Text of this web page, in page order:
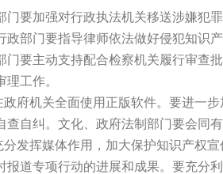
要加强对行政执法机关移送涉嫌犯罪
门要指导律师依法做好侵犯知识产
主动支持配合检察机关履行审查批
理工作。
府机关全面使用正版软件。要进一
查自纠。文化、政府法制部门要会同
发挥媒体作用，加大保护知识产权
报道专项行动的进展和成果。要充分